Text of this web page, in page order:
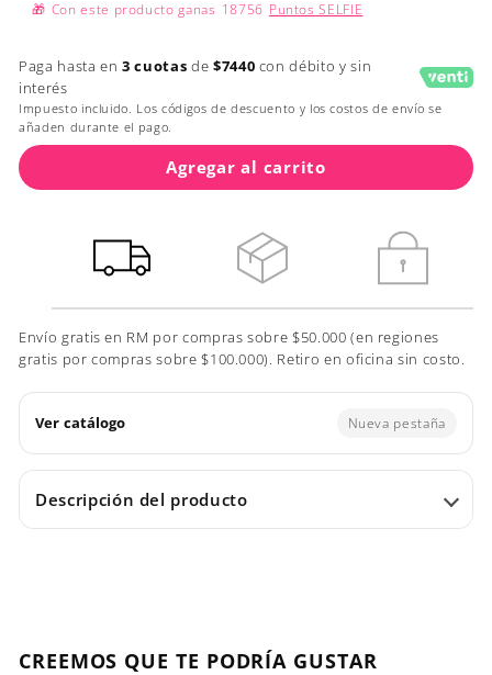
🎁 Con este producto ganas 18756 Puntos SELFIE
Paga hasta en3 cuotas de $7440 con débito y sin
interés
Impuesto incluido. Los códigos de descuento y los costos de envío se
añaden durante el pago.
Agregar al carrito
Envío gratis en RM por compras sobre $50.000 (en regiones
gratis por compras sobre $100.000). Retiro en oficina sin costo.
Ver catálogo Nueva pestaña
Descripción del producto
CREEMOS QUE TE PODRÍA GUSTAR